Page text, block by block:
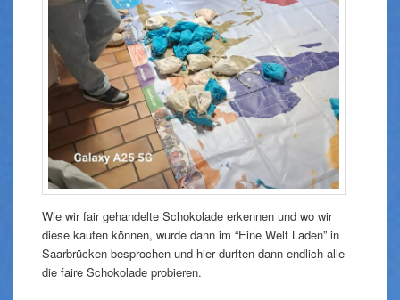
Wie wir fair gehandelte Schokolade erkennen und wo wir
diese kaufen können, wurde dann im “Eine Welt Laden” in
Saarbrücken besprochen und hier durften dann endlich alle
die faire Schokolade probieren.